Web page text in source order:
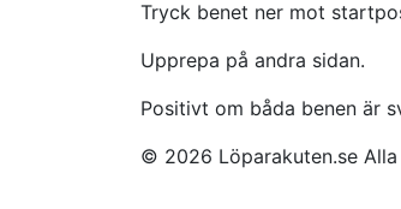
Tryck benet ner mot
Upprepa på andra sidan.
Positivt om båda benen är
© 2026 Löparakuten.se